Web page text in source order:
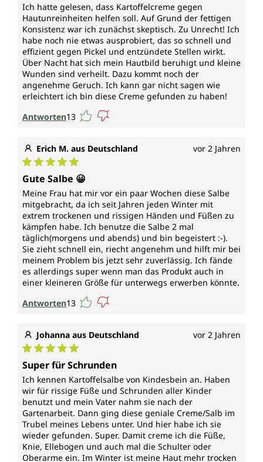
Ich hatte gelesen, dass Kartoffelcreme gegen
Hautunreinheiten helfen soll. Auf Grund der fettigen
Konsistenz war ich zunächst skeptisch. Zu Unrecht! Ich
habe noch nie etwas ausprobiert, das so schnell und
effizient gegen Pickel und entzündete Stellen wirkt.
Über Nacht hat sich mein Hautbild beruhigt und kleine
Wunden sind verheilt. Dazu kommt noch der
angenehme Geruch. Ich kann gar nicht sagen wie
erleichtert ich bin diese Creme gefunden zu haben!
Antworten13
Erich M. aus Deutschland vor 2 Jahren
Durchschnittliche Bewertung von 5 von 5 Sternen
Gute Salbe 😀
Meine Frau hat mir vor ein paar Wochen diese Salbe
mitgebracht, da ich seit Jahren jeden Winter mit
extrem trockenen und rissigen Händen und Füßen zu
kämpfen habe. Ich benutze die Salbe 2 mal
täglich(morgens und abends) und bin begeistert :-).
Sie zieht schnell ein, riecht angenehm und hilft mir bei
meinem Problem bis jetzt sehr zuverlässig. Ich fände
es allerdings super wenn man das Produkt auch in
einer kleineren Größe für unterwegs erwerben könnte.
Antworten13
Johanna aus Deutschland vor 2 Jahren
Durchschnittliche Bewertung von 5 von 5 Sternen
Super für Schrunden
Ich kennen Kartoffelsalbe von Kindesbein an. Haben
wir für rissige Füße und Schrunden aller Kinder
benutzt und mein Vater nahm sie nach der
Gartenarbeit. Dann ging diese geniale Creme/Salb im
Trubel meines Lebens unter. Und hier habe ich sie
wieder gefunden. Super. Damit creme ich die Füße,
Knie, Ellebogen und auch mal die Schulter oder
Oberarme ein. Im Winter ist meine Haut mehr trocken